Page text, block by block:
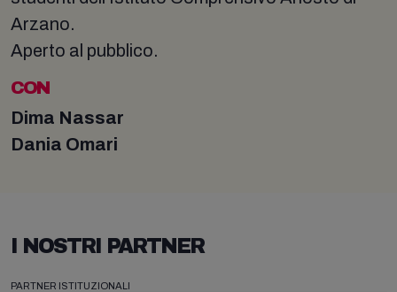
Arzano.
Aperto al pubblico.
CON
Dima Nassar
Dania Omari
I NOSTRI PARTNER
PARTNER ISTITUZIONALI